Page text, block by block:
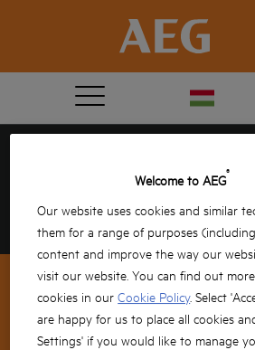
GRATULÁLUNK,
Kérlek add meg adataidat a
továbbiakról mi
IRATKOZZ FEL
Welcome to AEG®
Our website uses cookies and similar
them for a range of purposes
content and improve the way our
visit our website. You can find out
cookies in ourCookie Policy. Select
are happy for us to place all cookies
Settings' if you would like to manage